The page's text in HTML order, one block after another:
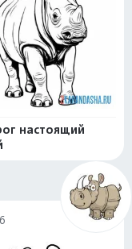
настоящий